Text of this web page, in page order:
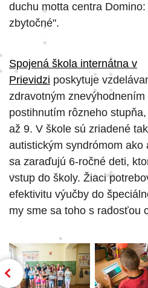
duchu motta centra
zbytočné".
Spojená škola internátna v
Prievidzi poskytuje
zdravotným znevýhodnením
postihnutím rôzneho
až 9. V škole sú zriadené
autistickým syndrómom
sa zaraďujú 6-ročné deti,
vstup do školy. Žiaci
efektivitu výučby do
my sme sa toho s radosťou